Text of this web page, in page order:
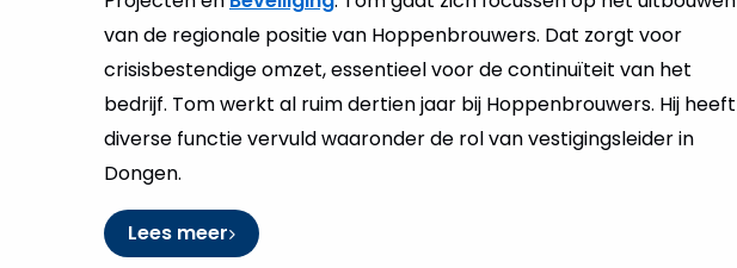
van de regionale positie van Hoppenbrouwers. Dat zorgt voor
crisisbestendige omzet, essentieel voor de continuïteit van het
bedrijf. Tom werkt al ruim dertien jaar bij Hoppenbrouwers. Hij heeft
diverse functie vervuld waaronder de rol van vestigingsleider in
Dongen.
Lees meer